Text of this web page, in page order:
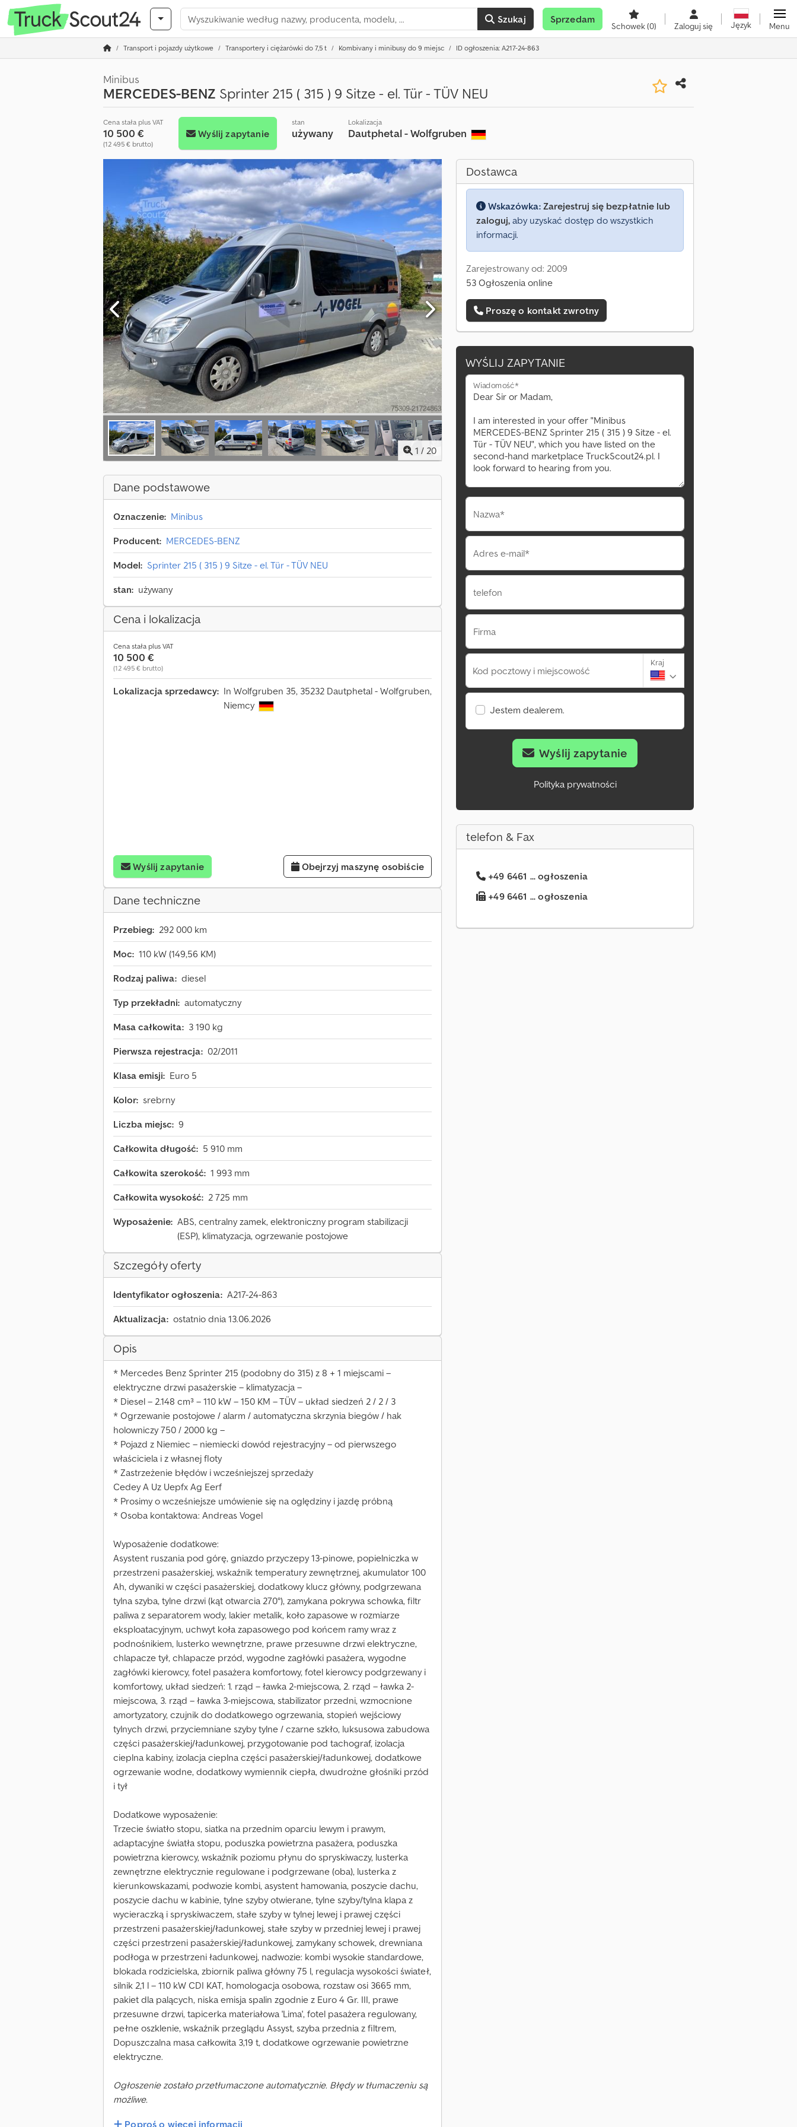
Szukaj Sprzedam
Schowek(0) Zaloguj się Język Menu
Transport i pojazdy użytkowe Transportery i ciężarówki do 7,5 t Kombivany i minibusy do 9 miejsc ID ogłoszenia: A217-24-863
Minibus
MERCEDES-BENZ Sprinter 215 ( 315 ) 9 Sitze - el. Tür - TÜV NEU
Cena stała plus VAT
10 500 €
(12 495 € brutto)
Wyślij zapytanie
stan
używany
Lokalizacja
Dautphetal - Wolfgruben
1 / 20
Dane podstawowe
Oznaczenie: Minibus
Producent: MERCEDES-BENZ
Model: Sprinter 215 ( 315 ) 9 Sitze - el. Tür - TÜV NEU
stan: używany
Cena i lokalizacja
Cena stała plus VAT
10 500 €
(12 495 € brutto)
Lokalizacja sprzedawcy: In Wolfgruben 35, 35232 Dautphetal - Wolfgruben,
Niemcy
Wyślij zapytanie Obejrzyj maszynę osobiście
Dane techniczne
Przebieg: 292 000 km
Moc: 110 kW (149,56 KM)
Rodzaj paliwa: diesel
Typ przekładni: automatyczny
Masa całkowita: 3 190 kg
Pierwsza rejestracja: 02/2011
Klasa emisji: Euro 5
Kolor: srebrny
Liczba miejsc: 9
Całkowita długość: 5 910 mm
Całkowita szerokość: 1 993 mm
Całkowita wysokość: 2 725 mm
Wyposażenie: ABS, centralny zamek, elektroniczny program stabilizacji
(ESP), klimatyzacja, ogrzewanie postojowe
Szczegóły oferty
Identyfikator ogłoszenia: A217-24-863
Aktualizacja: ostatnio dnia 13.06.2026
Opis
* Mercedes Benz Sprinter 215 (podobny do 315) z 8 + 1 miejscami –
elektryczne drzwi pasażerskie – klimatyzacja –
* Diesel – 2.148 cm³ – 110 kW – 150 KM – TÜV – układ siedzeń 2 / 2 / 3
* Ogrzewanie postojowe / alarm / automatyczna skrzynia biegów / hak
holowniczy 750 / 2000 kg –
* Pojazd z Niemiec – niemiecki dowód rejestracyjny – od pierwszego
właściciela i z własnej floty
* Zastrzeżenie błędów i wcześniejszej sprzedaży
Cedey A Uz Uepfx Ag Eerf
* Prosimy o wcześniejsze umówienie się na oględziny i jazdę próbną
* Osoba kontaktowa: Andreas Vogel
Wyposażenie dodatkowe:
Asystent ruszania pod górę, gniazdo przyczepy 13-pinowe, popielniczka w
przestrzeni pasażerskiej, wskaźnik temperatury zewnętrznej, akumulator 100
Ah, dywaniki w części pasażerskiej, dodatkowy klucz główny, podgrzewana
tylna szyba, tylne drzwi (kąt otwarcia 270°), zamykana pokrywa schowka, filtr
paliwa z separatorem wody, lakier metalik, koło zapasowe w rozmiarze
eksploatacyjnym, uchwyt koła zapasowego pod końcem ramy wraz z
podnośnikiem, lusterko wewnętrzne, prawe przesuwne drzwi elektryczne,
chlapacze tył, chlapacze przód, wygodne zagłówki pasażera, wygodne
zagłówki kierowcy, fotel pasażera komfortowy, fotel kierowcy podgrzewany i
komfortowy, układ siedzeń: 1. rząd – ławka 2-miejscowa, 2. rząd – ławka 2-
miejscowa, 3. rząd – ławka 3-miejscowa, stabilizator przedni, wzmocnione
amortyzatory, czujnik do dodatkowego ogrzewania, stopień wejściowy
tylnych drzwi, przyciemniane szyby tylne / czarne szkło, luksusowa zabudowa
części pasażerskiej/ładunkowej, przygotowanie pod tachograf, izolacja
cieplna kabiny, izolacja cieplna części pasażerskiej/ładunkowej, dodatkowe
ogrzewanie wodne, dodatkowy wymiennik ciepła, dwudrożne głośniki przód
i tył
Dodatkowe wyposażenie:
Trzecie światło stopu, siatka na przednim oparciu lewym i prawym,
adaptacyjne światła stopu, poduszka powietrzna pasażera, poduszka
powietrzna kierowcy, wskaźnik poziomu płynu do spryskiwaczy, lusterka
zewnętrzne elektrycznie regulowane i podgrzewane (oba), lusterka z
kierunkowskazami, podwozie kombi, asystent hamowania, poszycie dachu,
poszycie dachu w kabinie, tylne szyby otwierane, tylne szyby/tylna klapa z
wycieraczką i spryskiwaczem, stałe szyby w tylnej lewej i prawej części
przestrzeni pasażerskiej/ładunkowej, stałe szyby w przedniej lewej i prawej
części przestrzeni pasażerskiej/ładunkowej, zamykany schowek, drewniana
podłoga w przestrzeni ładunkowej, nadwozie: kombi wysokie standardowe,
blokada rodzicielska, zbiornik paliwa główny 75 l, regulacja wysokości świateł,
silnik 2,1 l – 110 kW CDI KAT, homologacja osobowa, rozstaw osi 3665 mm,
pakiet dla palących, niska emisja spalin zgodnie z Euro 4 Gr. III, prawe
przesuwne drzwi, tapicerka materiałowa 'Lima', fotel pasażera regulowany,
pełne oszklenie, wskaźnik przeglądu Assyst, szyba przednia z filtrem,
Dopuszczalna masa całkowita 3,19 t, dodatkowe ogrzewanie powietrzne
elektryczne.
Ogłoszenie zostało przetłumaczone automatycznie. Błędy w tłumaczeniu są
możliwe.
Poproś o więcej informacji
Dostawca
Wskazówka: Zarejestruj się bezpłatnie lub
zaloguj, aby uzyskać dostęp do wszystkich
informacji.
Zarejestrowany od: 2009
53 Ogłoszenia online
Proszę o kontakt zwrotny
WYŚLIJ ZAPYTANIE
Wiadomość*
Nazwa*
Adres e-mail*
telefon
Firma
Kod pocztowy i miejscowość
Kraj
Jestem dealerem.
Wyślij zapytanie
Polityka prywatności
telefon & Fax
+49 6461 ... ogłoszenia
+49 6461 ... ogłoszenia